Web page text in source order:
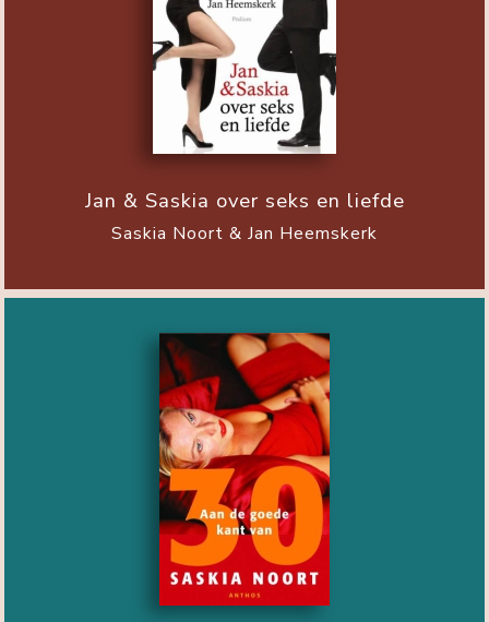
Jan & Saskia over seks en liefde
Saskia Noort & Jan Heemskerk